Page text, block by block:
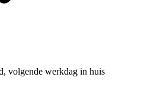
volgende werkdag in huis